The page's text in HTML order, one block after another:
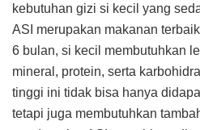
kebutuhan gizi si kecil yang
ASI merupakan makanan
6 bulan, si kecil membutuhkan
mineral, protein, serta
tinggi ini tidak bisa hanya
tetapi juga membutuhkan